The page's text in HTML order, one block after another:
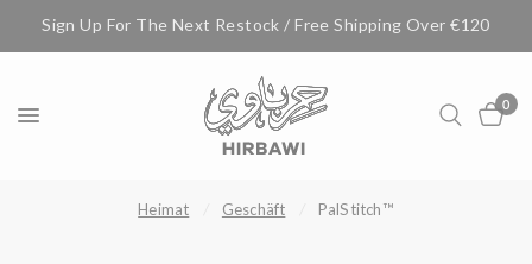
Sign Up For The Next Restock / Free Shipping Over €120
0
Heimat Geschäft PalStitch™